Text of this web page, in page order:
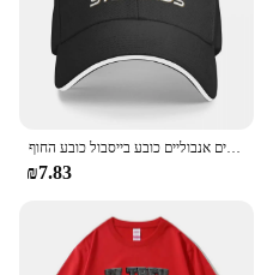
לגליזציה סטרואידים אנבוליים כובע בייסבול כובע החוף trucker כובע בייסבול עבור גברים נשים גברים
₪7.83